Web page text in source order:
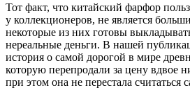
Тот факт, что китайский фарфор
у коллекционеров, не является
некоторые из них готовы
нереальные деньги. В нашей
история о самой дорогой в мире
которую перепродали за цену вдвое
при этом она не перестала считаться